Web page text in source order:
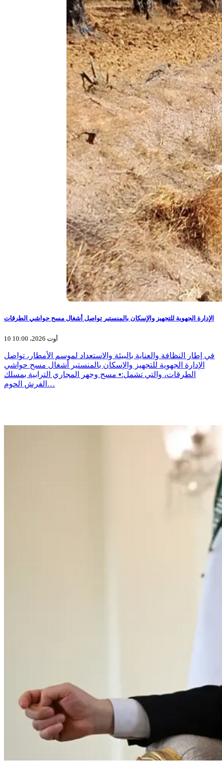
الإدارة الجهوية للتجهيز والإسكان بالمنستير تواصل أشغال مسح حواشي الطرقات
10 أوت 2026، 10:00
في إطار النظافة والعناية بالبيئة والاستعداد لموسم الأمطار، تواصل
الإدارة الجهوية للتجهيز والإسكان بالمنستير أشغال مسح حواشي
الطرقات، والتي تشمل:▪️ مسح وجهر المجاري الترابية بمسلك
الفرش الحوم…